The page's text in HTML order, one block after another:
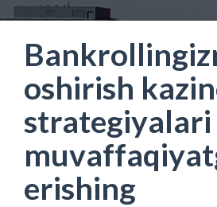
oshirish
strategiyalari
erishing